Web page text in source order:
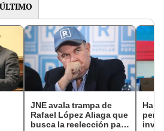
JNE avala trampa de
Rafael López Aliaga que
busca la reelección para